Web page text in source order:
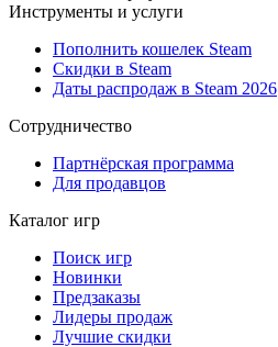
Инструменты и услуги
Пополнить кошелек Steam
Скидки в Steam
Даты распродаж в Steam 2026
Сотрудничество
Партнёрская программа
Для продавцов
Каталог игр
Поиск игр
Новинки
Предзаказы
Лидеры продаж
Лучшие скидки